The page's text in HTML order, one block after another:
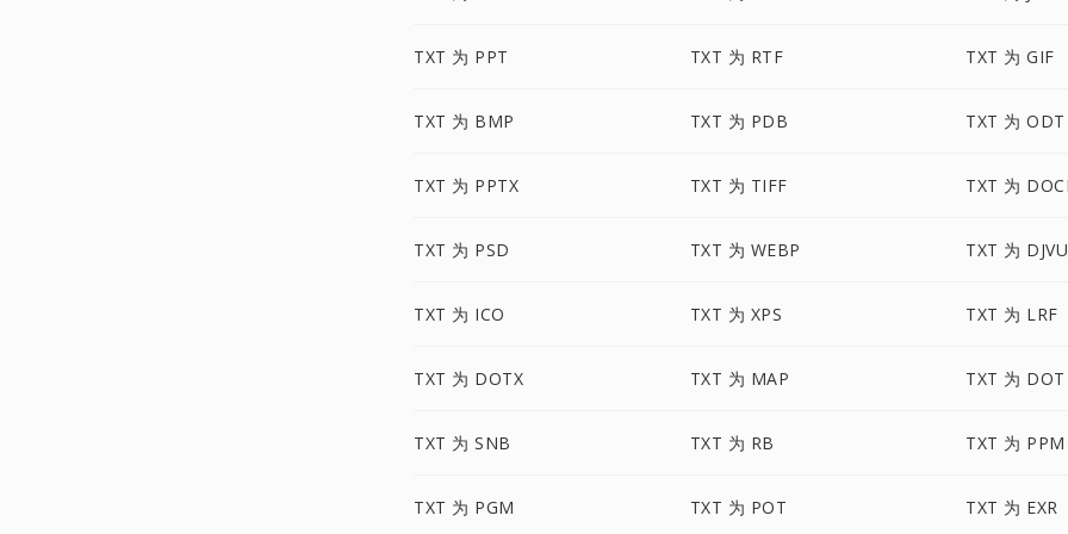
TXT 为 PPT TXT 为 RTF TXT 为 GIF
TXT 为 BMP TXT 为 PDB TXT 为 ODT
TXT 为 PPTX TXT 为 TIFF TXT 为
TXT 为 PSD TXT 为 WEBP TXT 为 DJVU
TXT 为 ICO TXT 为 XPS TXT 为 LRF
TXT 为 DOTX TXT 为 MAP TXT 为 DOT
TXT 为 SNB TXT 为 RB TXT 为 PPM
TXT 为 PGM TXT 为 POT TXT 为 EXR